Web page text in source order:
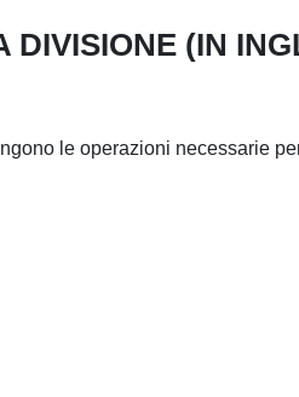
DIVISIONE (IN
le operazioni necessarie